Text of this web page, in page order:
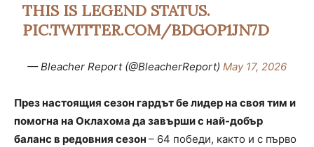
THIS IS LEGEND STATUS.
PIC.TWITTER.COM/BDGOP1JN7D
— Bleacher Report (@BleacherReport) May 17, 2026
През настоящия сезон гардът бе лидер на своя тим и
помогна на Оклахома да завърши с най-добър
баланс в редовния сезон – 64 победи, както и с първо